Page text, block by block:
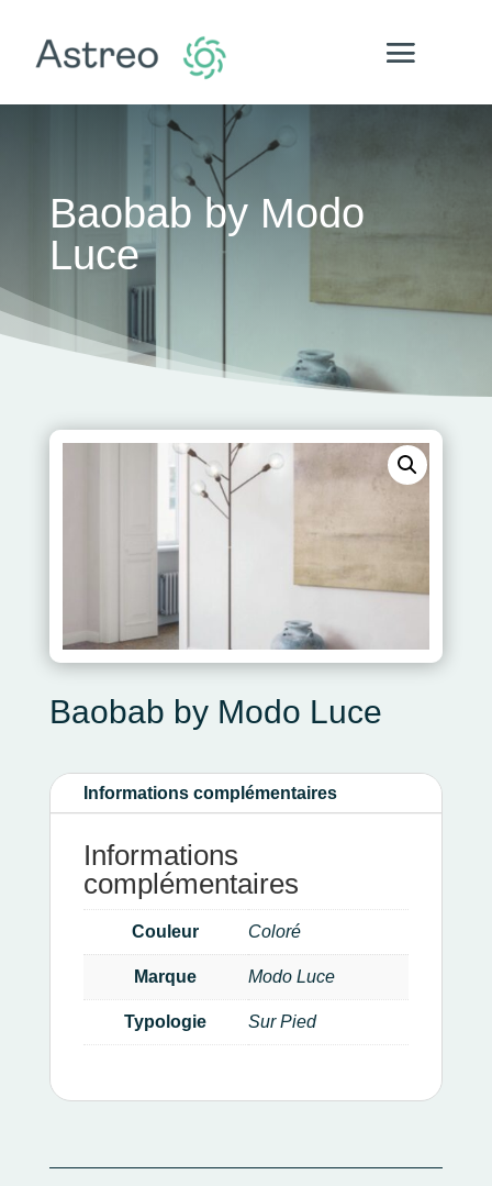
Baobab by Modo
Luce
Baobab by Modo Luce
Informations complémentaires
Informations
complémentaires
Couleur Coloré
Marque Modo Luce
Typologie Sur Pied